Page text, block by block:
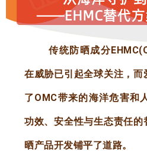
传统防晒成分
在威胁已引起全球关注，
了OMC带来的海洋危害和
功效、安全性与生态责任
晒产品开发铺平了道路。